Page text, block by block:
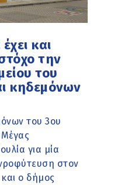
και
την
του
κηδεμόνων
του 3ου
για μία
στον
ο δήμος